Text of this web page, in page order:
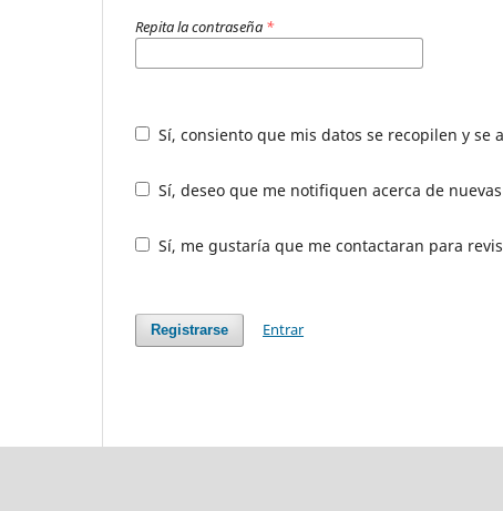
Repita la contraseña *
Sí, consiento que mis datos se recopilen y se
Sí, deseo que me notifiquen acerca de
Sí, me gustaría que me contactaran para
Registrarse Entrar